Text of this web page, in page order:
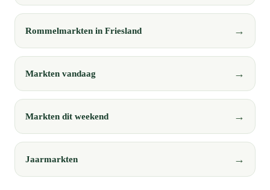
Rommelmarkten in Friesland
Markten vandaag
Markten dit weekend
Jaarmarkten